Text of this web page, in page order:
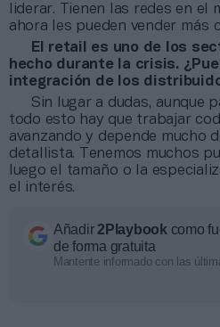
liderar. Tienen las redes en el
ahora les pueden vender más
El retail es uno de los
hecho durante la crisis.
integración de los
Sin lugar a dudas, aunque
todo esto hay que trabajar
avanzando y depende mucho
detallista. Tenemos muchos
luego el tamaño o la
el interés.
Añadir2Playbook como
de forma gratuita
Mantente informado con las